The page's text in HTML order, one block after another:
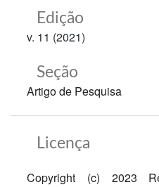
Edição
v. 11 (2021)
Seção
Artigo de Pesquisa
Licença
Copyright (c) 2023